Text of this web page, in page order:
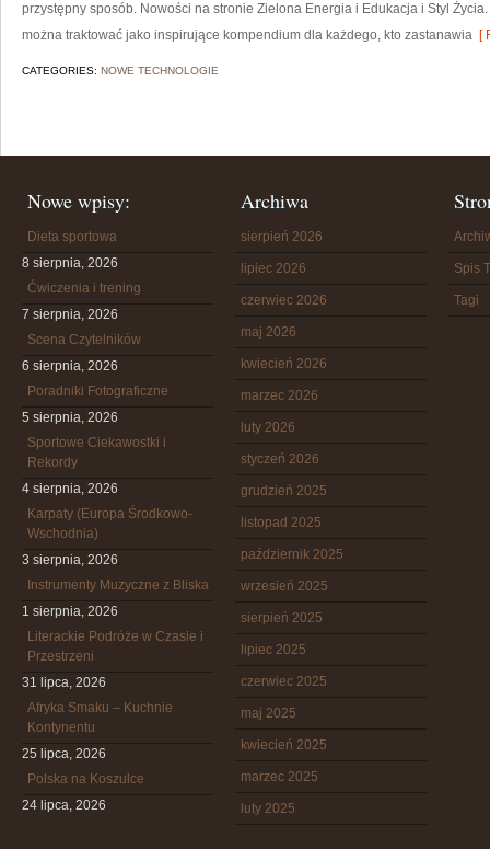
przystępny sposób. Nowości na stronie Zielona Energia i Edukacja i Styl
można traktować jako inspirujące kompendium dla każdego, kto zastanawia [
CATEGORIES: NOWE TECHNOLOGIE
Nowe wpisy:
Dieta sportowa
8 sierpnia, 2026
Ćwiczenia i trening
7 sierpnia, 2026
Scena Czytelników
6 sierpnia, 2026
Poradniki Fotograficzne
5 sierpnia, 2026
Sportowe Ciekawostki i
Rekordy
4 sierpnia, 2026
Karpaty (Europa Środkowo-
Wschodnia)
3 sierpnia, 2026
Instrumenty Muzyczne z Bliska
1 sierpnia, 2026
Literackie Podróże w Czasie i
Przestrzeni
31 lipca, 2026
Afryka Smaku – Kuchnie
Kontynentu
25 lipca, 2026
Polska na Koszulce
24 lipca, 2026
Archiwa
sierpień 2026
lipiec 2026
czerwiec 2026
maj 2026
kwiecień 2026
marzec 2026
luty 2026
styczeń 2026
grudzień 2025
listopad 2025
październik 2025
wrzesień 2025
sierpień 2025
lipiec 2025
czerwiec 2025
maj 2025
kwiecień 2025
marzec 2025
luty 2025
Spis
Tagi